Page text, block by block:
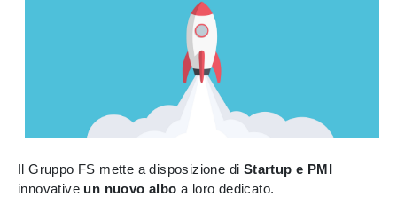
Il Gruppo FS mette a disposizione di Startup e PMI
innovative un nuovo albo a loro dedicato.